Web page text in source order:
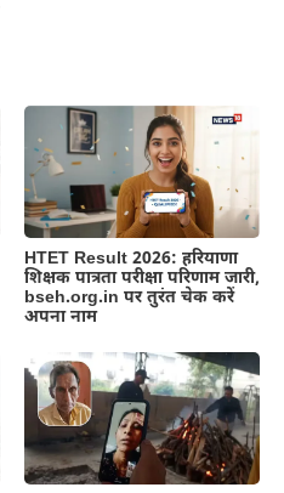
HTET Result 2026: हरियाणा
शिक्षक पात्रता परीक्षा परिणाम जारी,
bseh.org.in पर तुरंत चेक करें
अपना नाम